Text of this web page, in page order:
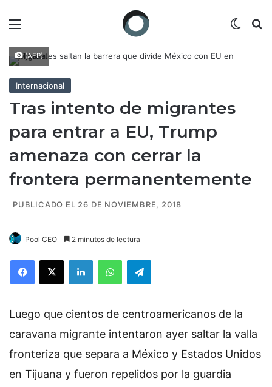
(AFP)
Internacional
Tras intento de migrantes
para entrar a EU, Trump
amenaza con cerrar la
frontera permanentemente
PUBLICADO EL 26 DE NOVIEMBRE, 2018
Pool CEO 2 minutos de lectura
Luego que cientos de centroamericanos de la
caravana migrante intentaron ayer saltar la valla
fronteriza que separa a México y Estados Unidos
en Tijuana y fueron repelidos por la guardia